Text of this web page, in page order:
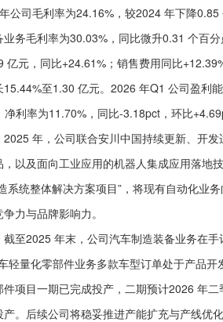
司毛利率为24.16%，较2024 年下降0.85
务毛利率为30.03%，同比微升0.31 个百
元，同比+24.61%；销售费用同比
至1.30 亿元。2026 年Q1 公司盈利
利率为11.70%，同比-3.18pct，环比
年，公司联合安川中国持续更新、开发
以及面向工业应用的机器人集成应用落地
系统整体解决方案项目”，将现有自动化业
力与品牌影响力。
2025 年末，公司汽车制造装备业务在手
轻量化零部件业务多款车型订单处于产品开
项目一期已完成投产，二期预计2026 年
。后续公司将稳妥推进产能扩充与产线优